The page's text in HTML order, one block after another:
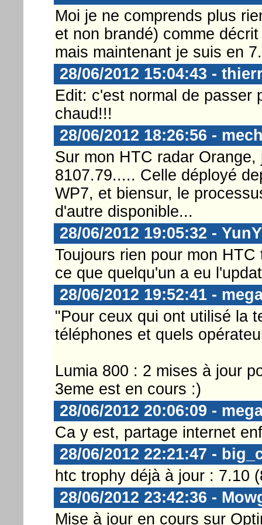
Moi je ne comprends plus
et non brandé) comme
mais maintenant je suis en
28/06/2012 15:04:43 -
Edit: c'est normal de passer
chaud!!!
28/06/2012 18:26:56 -
Sur mon HTC radar
8107.79..... Celle déployé
WP7, et biensur, le
d'autre disponible...
28/06/2012 19:05:32 -
Toujours rien pour mon
ce que quelqu'un a eu
28/06/2012 19:52:41 -
"Pour ceux qui ont utilisé la
téléphones et quels
Lumia 800 : 2 mises à jour
3eme est en cours :)
28/06/2012 20:06:09 -
Ca y est, partage internet
28/06/2012 22:21:47 -
htc trophy déjà à jour : 7.10
28/06/2012 23:42:36 -
Mise à jour en cours sur